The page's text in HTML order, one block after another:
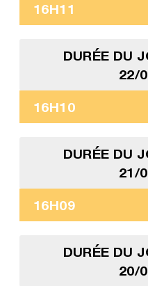
16H11
DURÉE DU
22/
16H10
DURÉE DU
21/
16H09
DURÉE DU
20/